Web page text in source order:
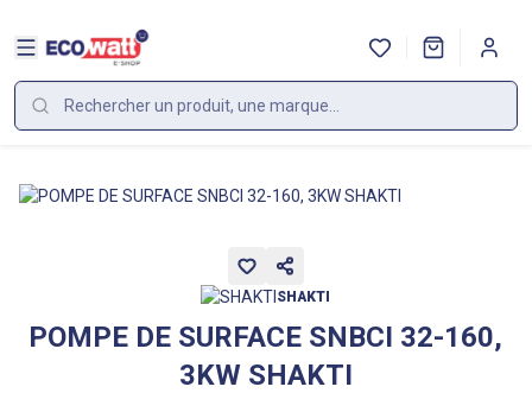
SHAKTI
POMPE DE SURFACE SNBCI 32-160,
3KW SHAKTI